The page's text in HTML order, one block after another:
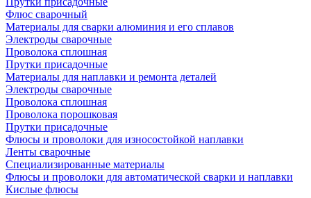
Флюс сварочный
Материалы для сварки алюминия и его сплавов
Электроды сварочные
Проволока сплошная
Прутки присадочные
Материалы для наплавки и ремонта деталей
Электроды сварочные
Проволока сплошная
Проволока порошковая
Прутки присадочные
Флюсы и проволоки для износостойкой наплавки
Ленты сварочные
Специализированные материалы
Флюсы и проволоки для автоматической сварки и наплавки
Кислые флюсы